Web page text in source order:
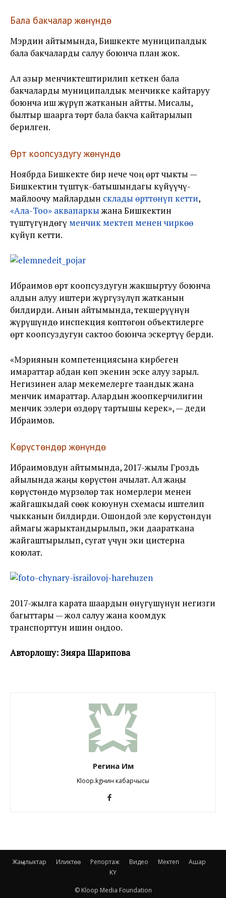
Бала бакчалар жөнүндө
Мэрдин айтымында, Бишкекте муниципалдык
бала бакчаларды салуу боюнча план жок.
Ал азыр менчиктештирилип кеткен бала
бакчаларды муниципалдык менчикке кайтаруу
боюнча иш жүрүп жатканын айтты. Мисалы,
былтыр шаарга төрт бала бакча кайтарылып
берилген.
Өрт коопсуздугу жөнүндө
Ноябрда Бишкекте бир нече чоң өрт чыкты —
Бишкектин түштүк-батышындагы күйүүчү-
майлоочу майлардын склады өрттөнүп кетти,
«Ала-Тоо» аквапаркы жана Бишкектин
түштүгүндөгү менчик мектеп менен чиркөө
күйүп кетти.
Ибраимов өрт коопсуздугун жакшыртуу боюнча
алдын алуу иштери жүргүзүлүп жатканын
билдирди. Анын айтымында, текшерүүнүн
жүрүшүндө инспекция көптөгөн объектилерге
өрт коопсуздугун сактоо боюнча эскертүү берди.
«Мэриянын компетенциясына кирбеген
имараттар абдан көп экенин эске алуу зарыл.
Негизинен алар мекемелерге таандык жана
менчик имараттар. Алардын жоопкерчилигин
менчик ээлери өздөрү тартышы керек», — деди
Ибраимов.
Көрүстөндөр жөнүндө
Ибраимовдун айтымында, 2017-жылы Гроздь
айылында жаңы көрүстөн ачылат. Ал жаңы
көрүстөндө мүрзөлөр так номерлери менен
жайгашкыдай сөөк коюунун схемасы иштелип
чыкканын билдирди. Ошондой эле көрүстөндүн
аймагы жарыктандырылып, эки даараткана
жайгаштырылып, сугат үчүн эки цистерна
коюлат.
2017-жылга карата шаардын өнүгүшүнүн негизги
багыттары — жол салуу жана коомдук
транспорттун ишин оңдоо.
Авторлошу: Зияра Шарипова
Регина Им
Kloop.kgнин кабарчысы
Жаңылыктар Иликтөө Репортаж Видео Мектеп
Ашар
KY
© Kloop Media Foundation